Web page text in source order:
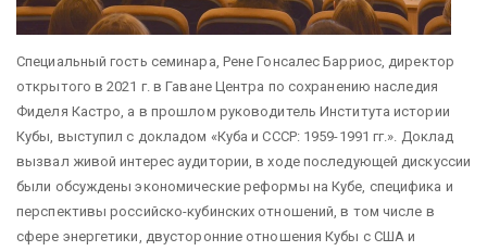
Специальный гость семинара, Рене Гонсалес Барриос, директор
открытого в 2021 г. в Гаване Центра по сохранению наследия
Фиделя Кастро, а в прошлом руководитель Института истории
Кубы, выступил с докладом «Куба и СССР: 1959-1991 гг.». Доклад
вызвал живой интерес аудитории, в ходе последующей дискуссии
были обсуждены экономические реформы на Кубе, специфика и
перспективы российско-кубинских отношений, в том числе в
сфере энергетики, двусторонние отношения Кубы с США и